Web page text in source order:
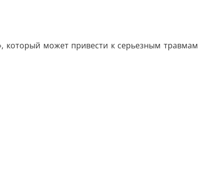
который может привести к серьезным травмам